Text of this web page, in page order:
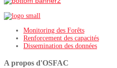
Monitoring des Forêts
Renforcement des capacités
Dissemination des données
A propos d'OSFAC